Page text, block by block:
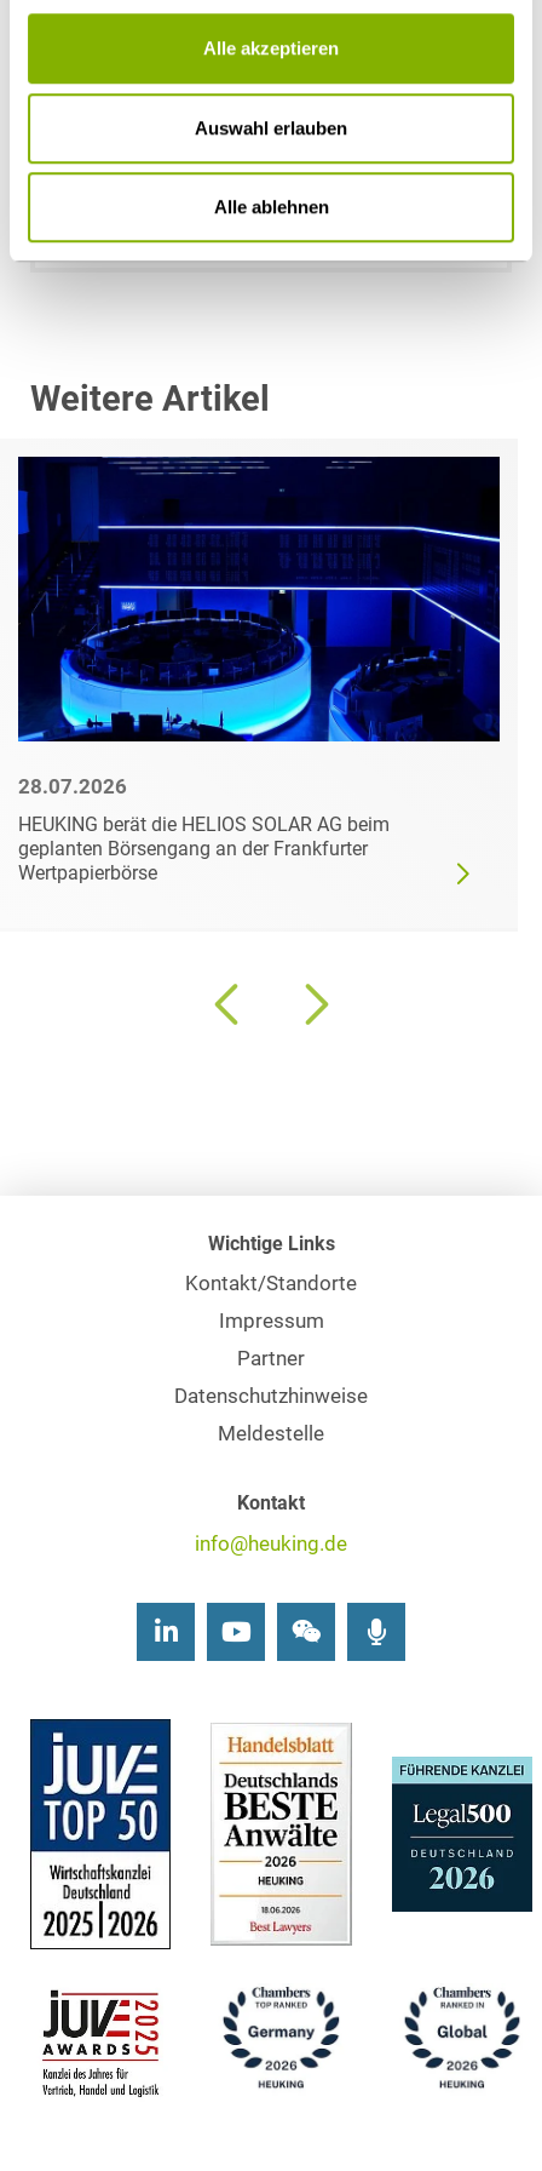
Alle akzeptieren
Auswahl erlauben
Alle ablehnen
Weitere Artikel
28.07.2026
HEUKING berät die HELIOS SOLAR AG beim
geplanten Börsengang an der Frankfurter
Wertpapierbörse
Wichtige Links
Kontakt/Standorte
Impressum
Partner
Datenschutzhinweise
Meldestelle
Kontakt
info@heuking.de
LinkedInYoutubeWechat